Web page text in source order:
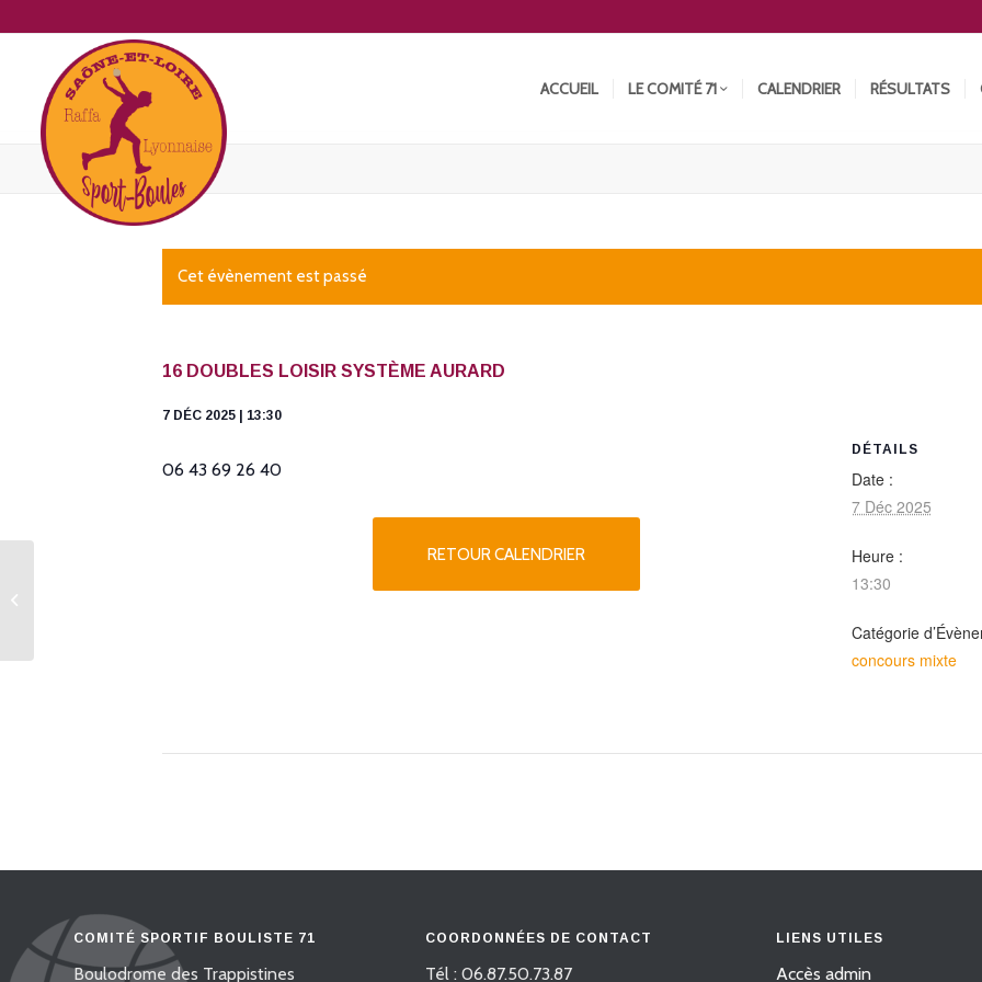
ACCUEIL LE COMITÉ 71 CALENDRIER RÉSULTATS
Cet évènement est passé
16 DOUBLES LOISIR SYSTÈME AURARD
7 DÉC 2025 | 13:30
06 43 69 26 40
RETOUR CALENDRIER
DÉTAILS
Date :
7 Déc 2025
Heure :
13:30
Catégorie
concours mixte
COMITÉ SPORTIF BOULISTE 71
Boulodrome des Trappistines
COORDONNÉES DE CONTACT
Tél : 06.87.50.73.87
LIENS UTILES
Accès admin